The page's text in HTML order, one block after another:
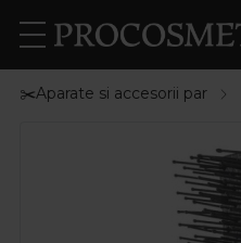
✂️Aparate si accesorii par